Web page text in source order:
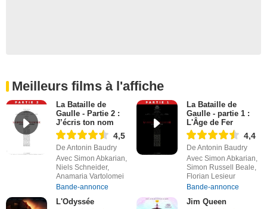
Meilleurs films à l'affiche
La Bataille de
Gaulle - Partie 2 :
J’écris ton nom
4,5
De Antonin Baudry
Avec Simon Abkarian,
Niels Schneider,
Anamaria Vartolomei
Bande-annonce
La Bataille de
Gaulle - partie 1 :
L'Âge de Fer
4,4
De Antonin Baudry
Avec Simon Abkarian,
Simon Russell Beale,
Florian Lesieur
Bande-annonce
L'Odyssée Jim Queen